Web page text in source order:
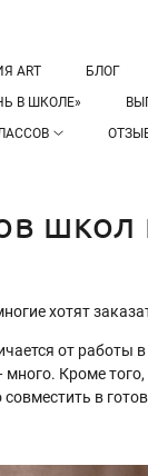
ART БЛОГ
В ШКОЛЕ»
школ
хотят
от работы
Кроме
в